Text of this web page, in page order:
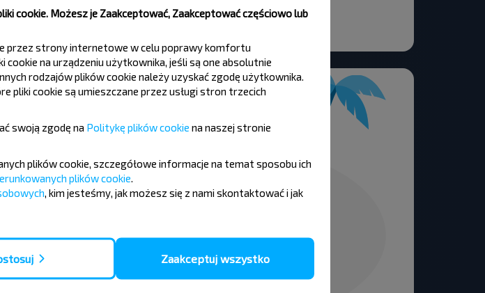
cookie. Możesz je Zaakceptować, Zaakceptować częściowo lub
przez strony internetowe w celu poprawy komfortu
na urządzeniu użytkownika, jeśli są one absolutnie
rodzajów plików cookie należy uzyskać zgodę użytkownika.
pliki cookie są umieszczane przez usługi stron trzecich
swoją zgodę na Politykę plików cookie na naszej stronie
plików cookie, szczegółowe informacje na temat sposobu ich
plików cookie
, kim jesteśmy, jak możesz się z nami skontaktować i jak
Zaakceptuj wszystko